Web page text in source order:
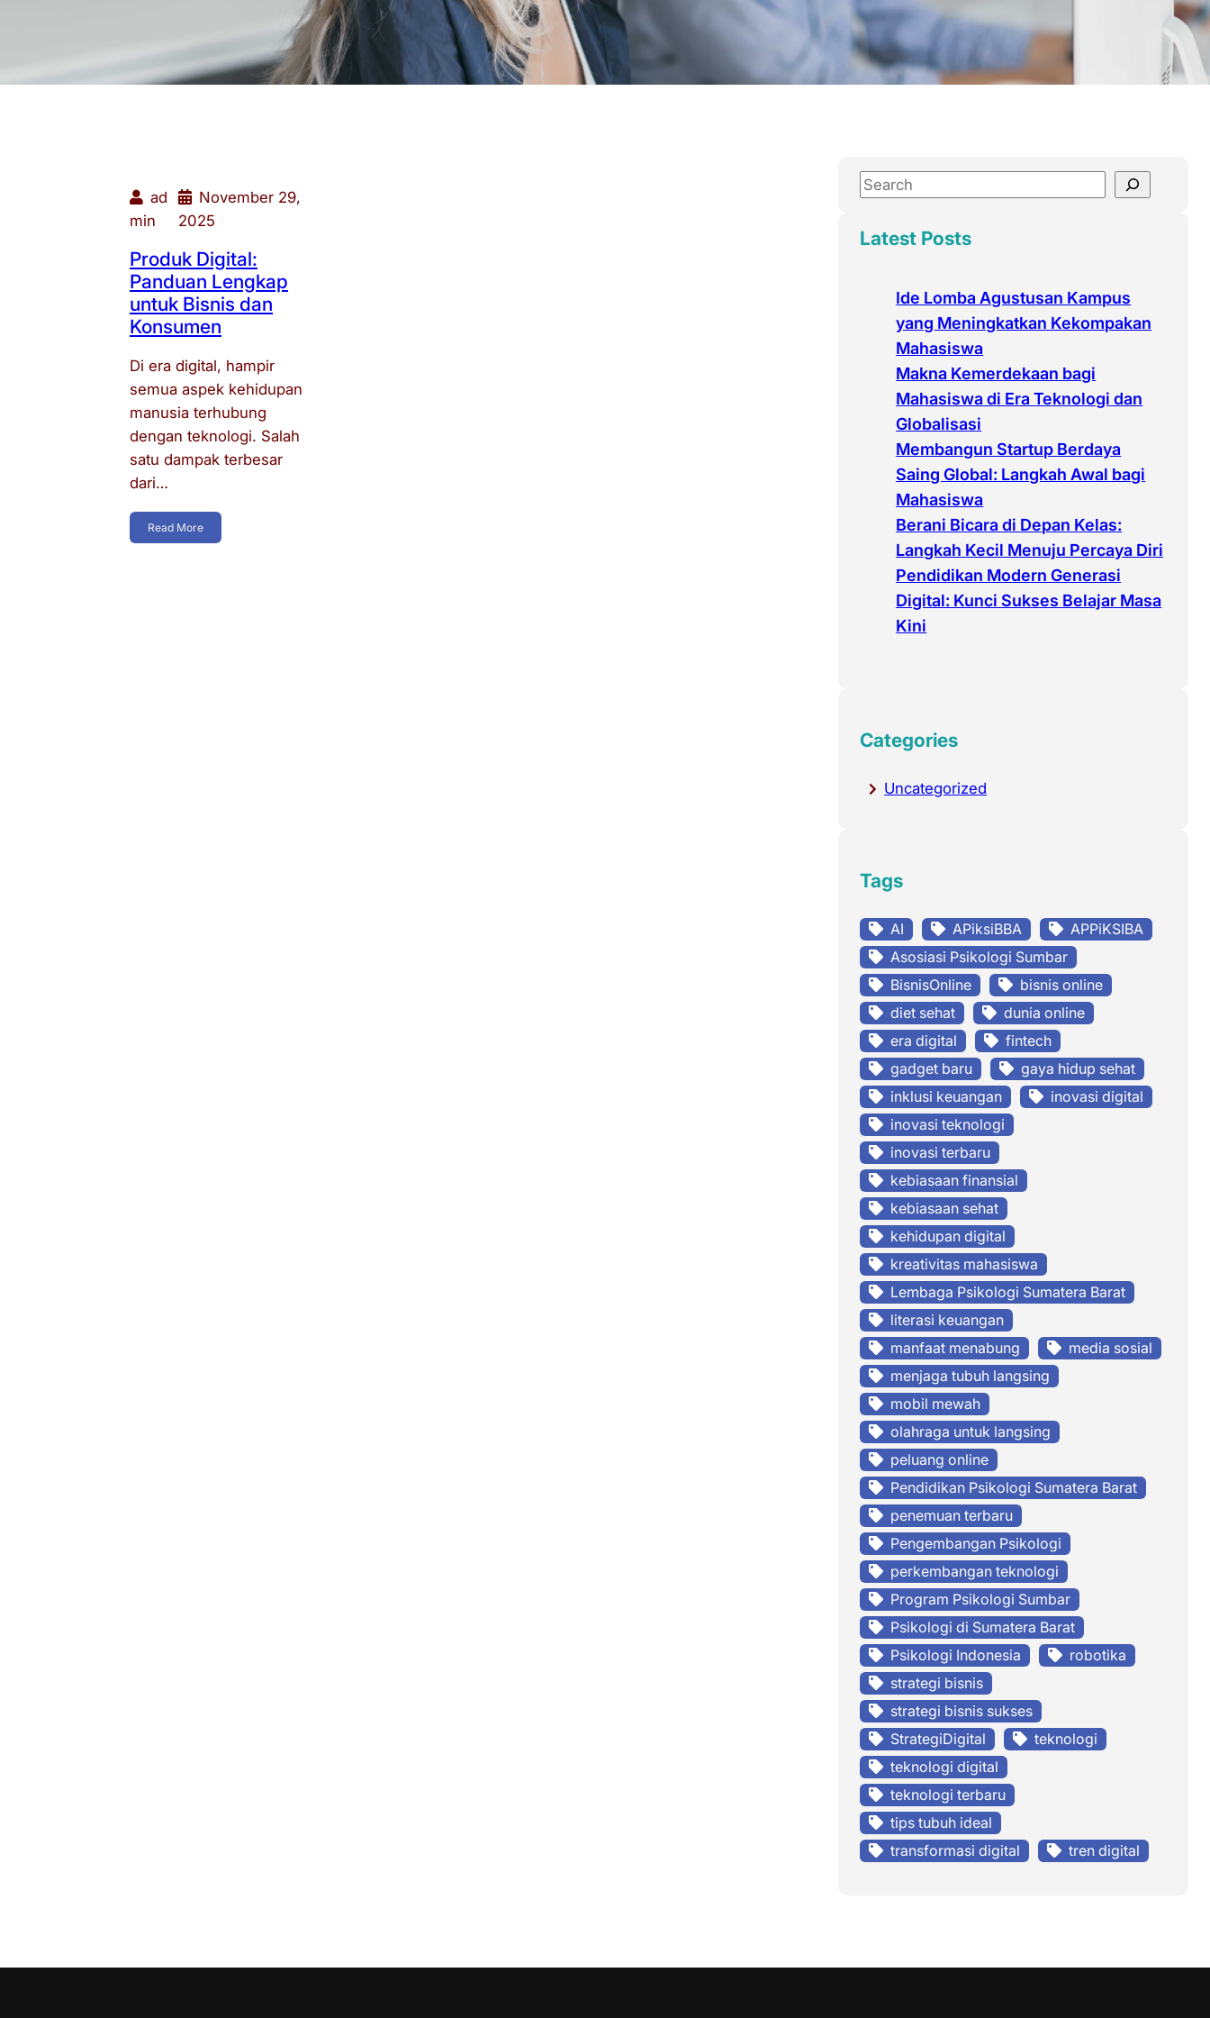
ad
min
November 29,
2025
Produk Digital:
Panduan Lengkap
untuk Bisnis dan
Konsumen
Di era digital, hampir
semua aspek kehidupan
manusia terhubung
dengan teknologi. Salah
satu dampak terbesar
dari…
Read More
S
aLatest Posts
Ide Lomba Agustusan Kampus
yang Meningkatkan Kekompakan
Mahasiswa
Makna Kemerdekaan bagi
Mahasiswa di Era Teknologi dan
Globalisasi
Membangun Startup Berdaya
Saing Global: Langkah Awal bagi
Mahasiswa
Berani Bicara di Depan Kelas:
Langkah Kecil Menuju Percaya Diri
Pendidikan Modern Generasi
Digital: Kunci Sukses Belajar Masa
Kini
Categories
Uncategorized
Tags
AI APiksiBBA
APPiKSIBA
Asosiasi Psikologi Sumbar
BisnisOnline
bisnis online
diet sehat
dunia online
era digital
fintech
gadget baru
gaya hidup sehat
inklusi keuangan
inovasi digital
inovasi teknologi
inovasi terbaru
kebiasaan finansial
kebiasaan sehat
kehidupan digital
kreativitas mahasiswa
Lembaga Psikologi Sumatera Barat
literasi keuangan
manfaat menabung
media sosial
menjaga tubuh langsing
mobil mewah
olahraga untuk langsing
peluang online
Pendidikan Psikologi Sumatera Barat
penemuan terbaru
Pengembangan Psikologi
perkembangan teknologi
Program Psikologi Sumbar
Psikologi di Sumatera Barat
Psikologi Indonesia
robotika
strategi bisnis
strategi bisnis sukses
StrategiDigital
teknologi
teknologi digital
teknologi terbaru
tips tubuh ideal
transformasi digital
tren digital